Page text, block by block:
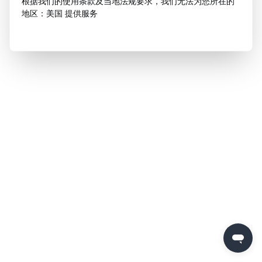
地区：美国 提供服务